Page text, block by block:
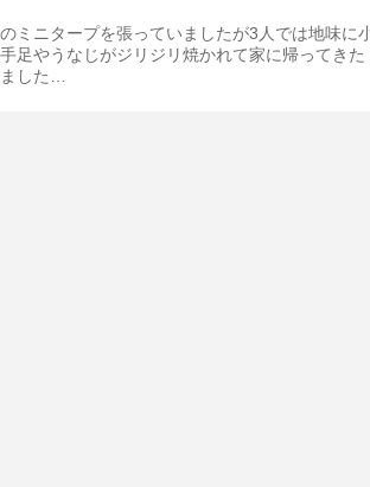
ミニタープを張っていましたが3人では地味に
足やうなじがジリジリ焼かれて家に帰ってきた
した…